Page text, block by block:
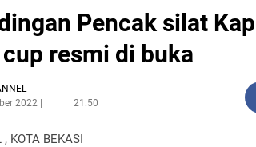
Pencak silat
resmi di buka
2022
21:50
KOTA BEKASI